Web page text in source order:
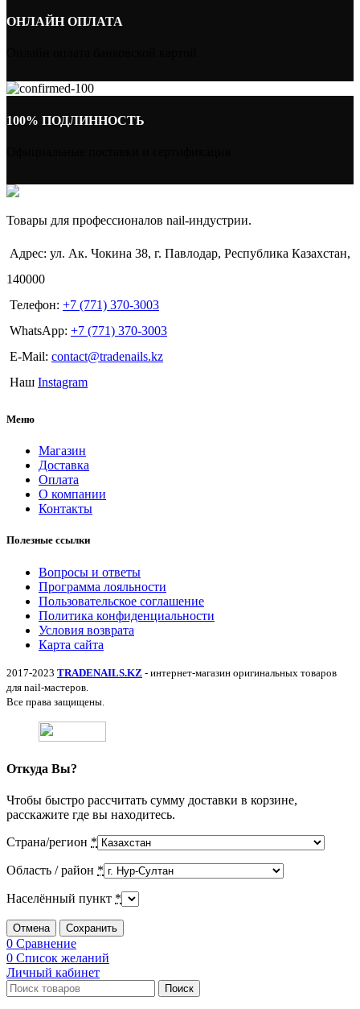
ОНЛАЙН ОПЛАТА
100% ПОДЛИННОСТЬ
Товары для профессионалов nail-индустрии.
Адрес: ул. Ак. Чокина 38, г. Павлодар, Республика Казахстан,
140000
Телефон: +7 (771) 370-3003
WhatsApp: +7 (771) 370-3003
E-Mail: contact@tradenails.kz
Наш Instagram
Меню
Магазин
Доставка
Оплата
О компании
Контакты
Полезные ссылки
Вопросы и ответы
Программа лояльности
Пользовательское соглашение
Политика конфиденциальности
Условия возврата
Карта сайта
2017-2023 TRADENAILS.KZ - интернет-магазин оригинальных товаров
для nail-мастеров.
Все права защищены.
Откуда Вы?
Чтобы быстро рассчитать сумму доставки в корзине,
расскажите где вы находитесь.
Страна/регион *
Область / район *
Населённый пункт *
Отмена Сохранить
0 Сравнение
0 Список желаний
Личный кабинет
Поиск